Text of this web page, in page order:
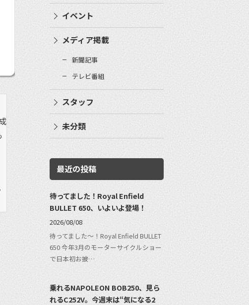
イベント
メディア掲載
新聞記事
テレビ番組
スタッフ
未分類
最近の投稿
待ってました！Royal Enfield
BULLET 650、いよいよ登場！
2026/08/08
待ってました〜！Royal Enfield BULLET
650 今年3月のモーターサイクルショー
で日本初お披…
乗れるNAPOLEON BOB250、見ら
れるC252V。今週末は“気になる2